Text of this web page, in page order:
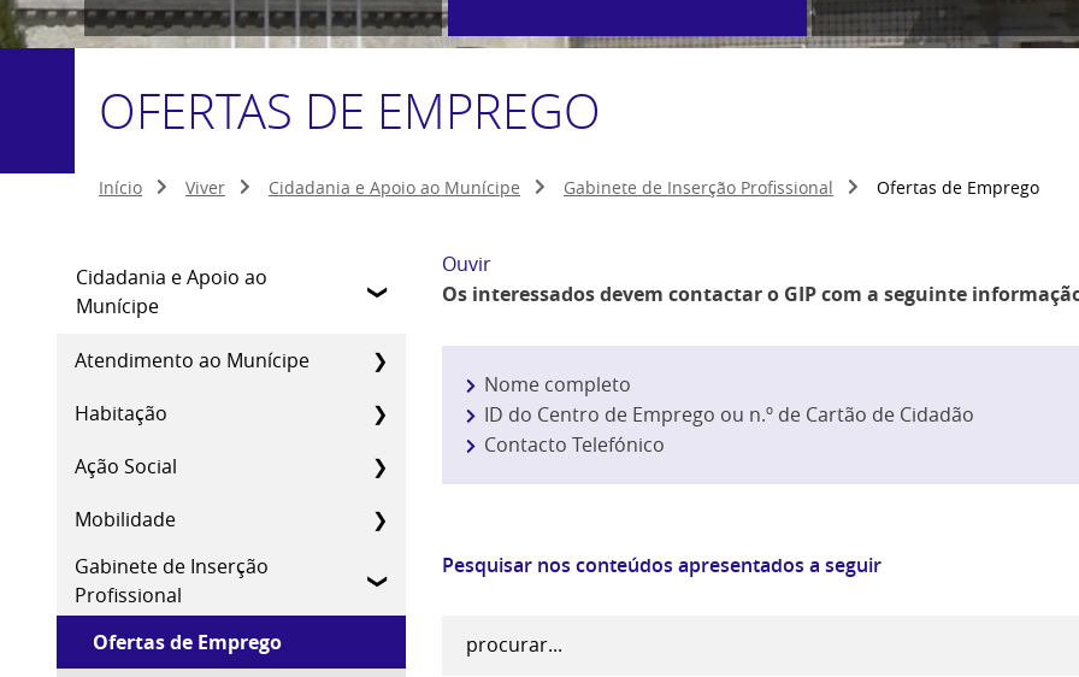
OFERTAS DE EMPREGO
Início Viver Cidadania e Apoio ao Munícipe Gabinete de Inserção Profissional Ofertas de Emprego
Cidadania e Apoio ao
Munícipe
Atendimento ao Munícipe
Habitação
Ação Social
Mobilidade
Gabinete de Inserção
Profissional
Ofertas de Emprego
Ouvir
Os interessados devem contactar o GIP com a seguinte
Nome completo
ID do Centro de Emprego ou n.º de Cartão de Cidadão
Contacto Telefónico
Pesquisar nos conteúdos apresentados a seguir